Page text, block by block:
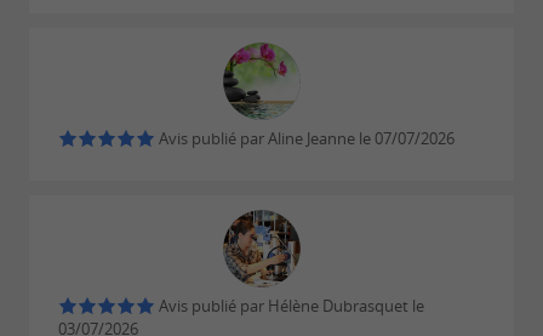
Avis publié par Aline Jeanne le 07/07/2026
Avis publié par Hélène Dubrasquet le
03/07/2026